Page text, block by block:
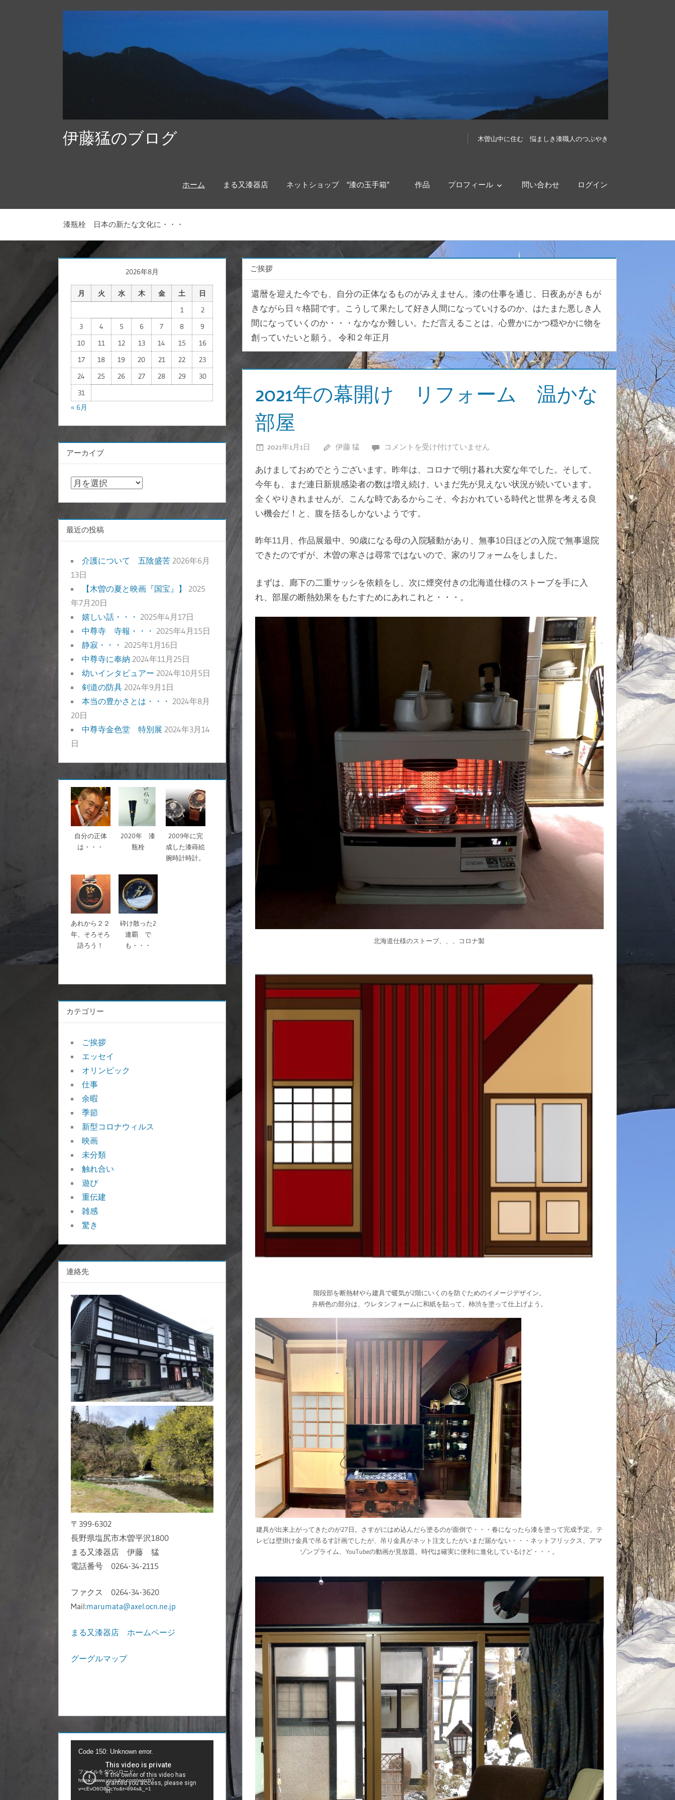
伊藤猛のブログ 木曽山中に住む 悩ましき漆職人のつぶやき
ホーム まる又漆器店 ネットショップ “漆の玉手箱″ 作品 プロフィール 問い合わせ ログイン
漆瓶栓 日本の新たな文化に・・・
ご挨拶
還暦を迎えた今でも、自分の正体なるものがみえません。漆の仕事を通じ、日夜あがきもが
きながら日々格闘です。こうして果たして好き人間になっていけるのか、はたまた悪しき人
間になっていくのか・・・なかなか難しい。ただ言えることは、心豊かにかつ穏やかに物を
創っていたいと願う。 令和２年正月
2021年の幕開け リフォーム 温かな
部屋
2021年1月1日 伊藤 猛
2021
の
幕
開
け
フ
ォ
ム
温
か
な
コメントを受け付けていません
あけましておめでとうございます。昨年は、コロナで明け暮れ大変な年でした。そして、
今年も、まだ連日新規感染者の数は増え続け、いまだ先が見えない状況が続いています。
全くやりきれませんが、こんな時であるからこそ、今おかれている時代と世界を考える良
い機会だ！と、腹を括るしかないようです。
昨年11月、作品展最中、90歳になる母の入院騒動があり、無事10日ほどの入院で無事退院
できたのでずが、木曽の寒さは尋常ではないので、家のリフォームをしました。
まずは、廊下の二重サッシを依頼をし、次に煙突付きの北海道仕様のストーブを手に入
れ、部屋の断熱効果をもたすためにあれこれと・・・。
北海道仕様のストーブ、、、コロナ製
階段部を断熱材やら建具で暖気が2階にいくのを防ぐためのイメージデザイン。
弁柄色の部分は、ウレタンフォームに和紙を貼って、柿渋を塗って仕上げよう。
建具が出来上がってきたのが27日。さすがにはめ込んだら塗るのが面倒で・・・春になったら漆を塗って完成予定。テ
レビは壁掛け金具で吊るす計画でしたが、吊り金具がネット注文したがいまだ届かない・・・ネットフリックス、アマ
ゾンプライム、YouTubeの動画が見放題。時代は確実に便利に進化しているけど・・・。
2026年8月
月 火 水 木 金 土
日
1
2
3
4 5 6 7 8
9
10
11 12 13 14 15
16
17
18 19 20 21 22
23
24
25 26 27 28 29
30
31
« 6月
アーカイブ
ア
イ
ブ
最近の投稿
介護について 五陰盛苦 2026年6月
13日
【木曽の夏と映画『国宝』】
2025
年7月20日
嬉しい話・・・ 2025年4月17日
中尊寺 寺報・・・ 2025年4月15日
静寂・・・ 2025年1月16日
中尊寺に奉納 2024年11月25日
幼いインタビュアー 2024年10月5日
剣道の防具 2024年9月1日
本当の豊かさとは・・・ 2024年8月
20日
中尊寺金色堂 特別展 2024年3月14
日
自分の正体
は・・・
2020年 漆
瓶栓
2009年に完
成した漆蒔絵
腕時計時計。
あれから２２
年、そろそろ
語ろう！
砕け散った2
連覇 で
も・・・
カテゴリー
ご挨拶
エッセイ
オリンピック
仕事
余暇
季節
新型コロナウィルス
映画
未分類
触れ合い
遊び
重伝建
雑感
驚き
連絡先
〒399-6302
長野県塩尻市木曽平沢1800
まる又漆器店 伊藤 猛
電話番号 0264-34-2115
ファクス 0264-34-3620
Mail:marumata@axel.ocn.ne.jp
まる又漆器店 ホームページ
グーグルマップ
Code 150: Unknown error.
ファイルをダウンロード:
https://www.youtube.com/watch?
v=cEvO6O8OcYo&t=894s&_=1